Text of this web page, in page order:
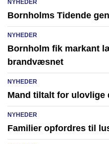
NYHEDER
Bornholms Tidende
NYHEDER
Bornholm fik markant
brandvæsnet
NYHEDER
Mand tiltalt for ulovlige
NYHEDER
Familier opfordres til